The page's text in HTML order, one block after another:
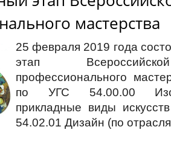
мастерства
25 февраля 2019 года
этап
профессионального
по УГС 54.00.00
прикладные виды
54.02.01 Дизайн (по